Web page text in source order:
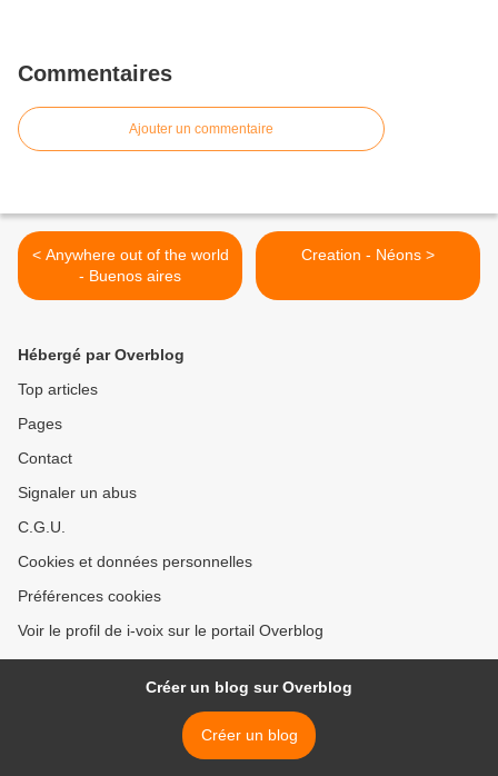
Commentaires
Ajouter un commentaire
< Anywhere out of the world
- Buenos aires
Creation - Néons >
Hébergé par Overblog
Top articles
Pages
Contact
Signaler un abus
C.G.U.
Cookies et données personnelles
Préférences cookies
Voir le profil de i-voix sur le portail Overblog
Créer un blog sur Overblog
Créer un blog